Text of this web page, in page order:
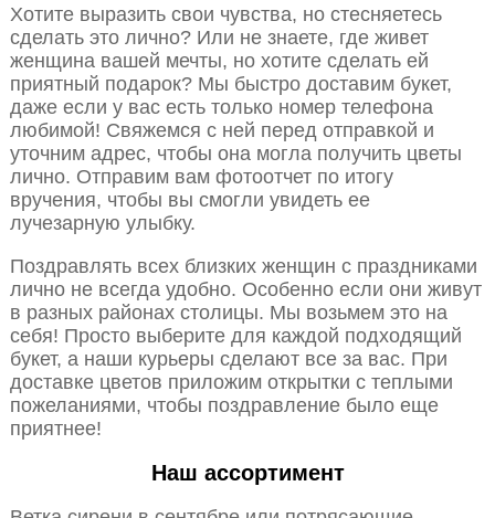
Хотите выразить свои чувства, но стесняетесь
сделать это лично? Или не знаете, где живет
женщина вашей мечты, но хотите сделать ей
приятный подарок? Мы быстро доставим букет,
даже если у вас есть только номер телефона
любимой! Свяжемся с ней перед отправкой и
уточним адрес, чтобы она могла получить цветы
лично. Отправим вам фотоотчет по итогу
вручения, чтобы вы смогли увидеть ее
лучезарную улыбку.
Поздравлять всех близких женщин с праздниками
лично не всегда удобно. Особенно если они живут
в разных районах столицы. Мы возьмем это на
себя! Просто выберите для каждой подходящий
букет, а наши курьеры сделают все за вас. При
доставке цветов приложим открытки с теплыми
пожеланиями, чтобы поздравление было еще
приятнее!
Наш ассортимент